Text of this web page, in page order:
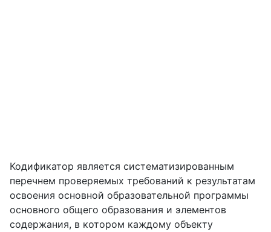
Кодификатор является систематизированным
перечнем проверяемых требований к результатам
освоения основной образовательной программы
основного общего образования и элементов
содержания, в котором каждому объекту